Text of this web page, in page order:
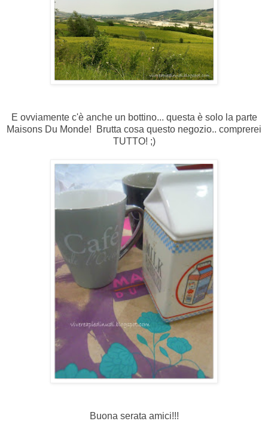
E ovviamente c'è anche un bottino... questa è solo la parte
Maisons Du Monde! Brutta cosa questo negozio.. comprerei
TUTTO! ;)
Buona serata amici!!!